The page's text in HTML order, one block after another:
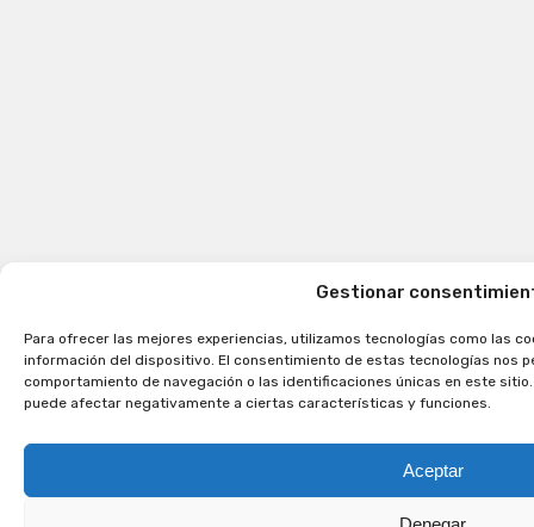
Gestionar
Para ofrecer las mejores experiencias, utilizamos tecnologías como las
información del dispositivo. El consentimiento de estas tecnologías nos
comportamiento de navegación o las identificaciones únicas en este
puede afectar negativamente a ciertas características y funciones.
Aceptar